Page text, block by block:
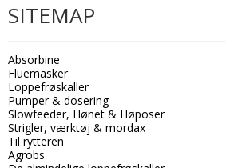
SITEMAP
Absorbine
Fluemasker
Loppefrøskaller
Pumper & dosering
Slowfeeder, Hønet & Høposer
Strigler, værktøj & mordax
Til rytteren
Agrobs